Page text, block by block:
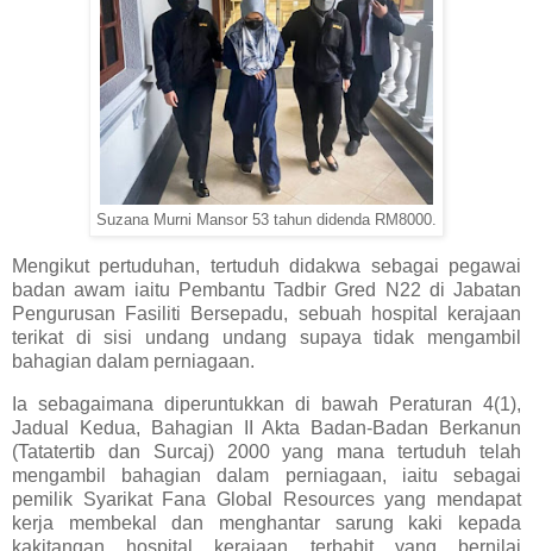
Suzana Murni Mansor 53 tahun didenda RM8000.
Mengikut pertuduhan, tertuduh didakwa sebagai pegawai
badan awam iaitu Pembantu Tadbir Gred N22 di Jabatan
Pengurusan Fasiliti Bersepadu, sebuah hospital kerajaan
terikat di sisi undang undang supaya tidak mengambil
bahagian dalam perniagaan.
Ia sebagaimana diperuntukkan di bawah Peraturan 4(1),
Jadual Kedua, Bahagian II Akta Badan-Badan Berkanun
(Tatatertib dan Surcaj) 2000 yang mana tertuduh telah
mengambil bahagian dalam perniagaan, iaitu sebagai
pemilik Syarikat Fana Global Resources yang mendapat
kerja membekal dan menghantar sarung kaki kepada